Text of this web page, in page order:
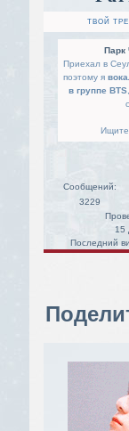
ТВОЙ
Парк
Приехал в
поэтому я
в группе BTS
Сообщений:
3229
15
Последний